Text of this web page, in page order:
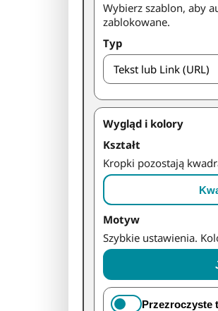
Wybierz szablon, aby
zablokowane.
Typ
Wygląd i kolory
Kształt
Kropki pozostają
Motyw
Szybkie ustawienia.
Przezroczyste